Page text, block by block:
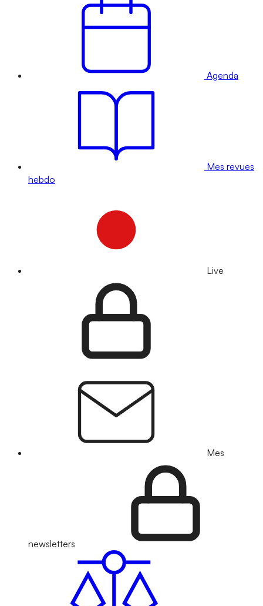
Agenda
Mes revues
hebdo
Live
Mes
newsletters